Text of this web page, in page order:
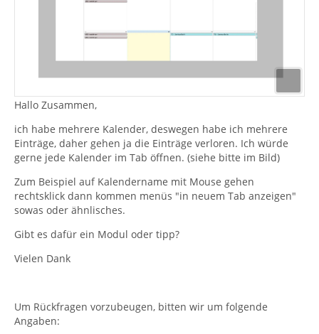
Hallo Zusammen,
ich habe mehrere Kalender, deswegen habe ich mehrere
Einträge, daher gehen ja die Einträge verloren. Ich würde
gerne jede Kalender im Tab öffnen. (siehe bitte im Bild)
Zum Beispiel auf Kalendername mit Mouse gehen
rechtsklick dann kommen menüs "in neuem Tab anzeigen"
sowas oder ähnlisches.
Gibt es dafür ein Modul oder tipp?
Vielen Dank
Um Rückfragen vorzubeugen, bitten wir um folgende
Angaben: